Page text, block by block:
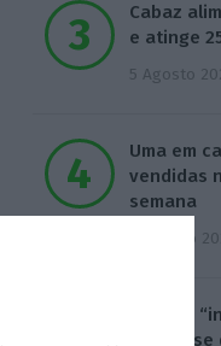
Cabaz
e atinge
5 Agosto
Uma em
vendidas
semana
6 Agosto
Seguro:
Estado